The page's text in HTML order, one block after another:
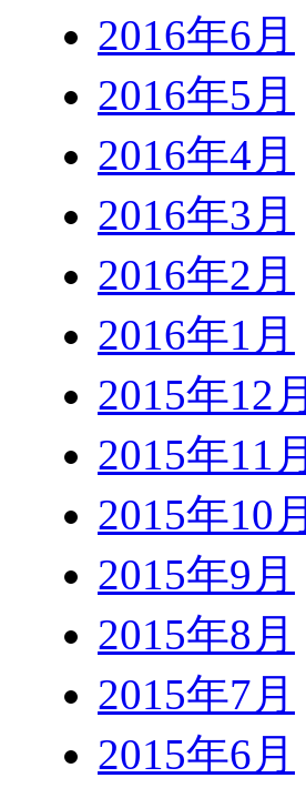
2016年6月
2016年5月
2016年4月
2016年3月
2016年2月
2016年1月
2015年12月
2015年11月
2015年10月
2015年9月
2015年8月
2015年7月
2015年6月